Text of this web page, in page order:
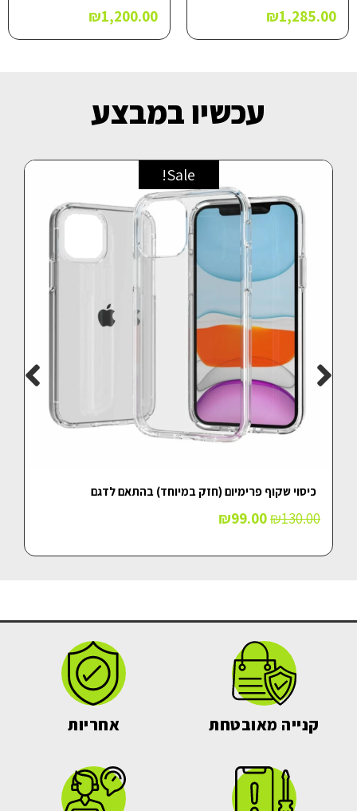
₪1,285.00
₪1,200.00
עכשיו במבצע
Sale!
טלפון סלולרי Galaxy S26 Ultra SM-S948B/DS 512GB
12GB RAM Samsung סמסונג יבואן רשמי
5,300.00
₪ 4,890.00
קנייה מאובטחת אחריות